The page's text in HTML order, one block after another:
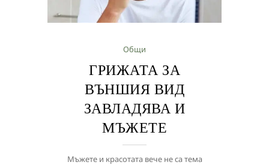
Общи
ГРИЖАТА ЗА
ВЪНШИЯ ВИД
ЗАВЛАДЯВА И
МЪЖЕТЕ
Мъжете и красотата вече не са тема